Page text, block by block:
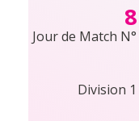
Jour de Match N°
Division